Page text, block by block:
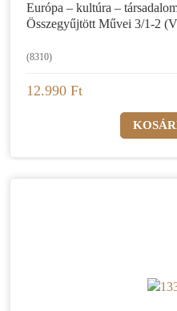
Európa – kultúra –
Összegyűjtött Művei 3/1-2
(8310)
12.990 Ft